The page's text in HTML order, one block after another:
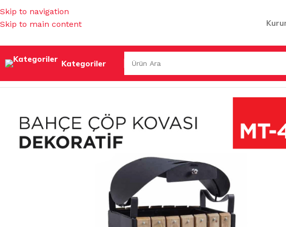
Skip to navigation
Skip to main content
Kategoriler
ÇÖP TORBALARI & KOVALAR & GERİ DÖNÜŞÜMLER/BAHÇE